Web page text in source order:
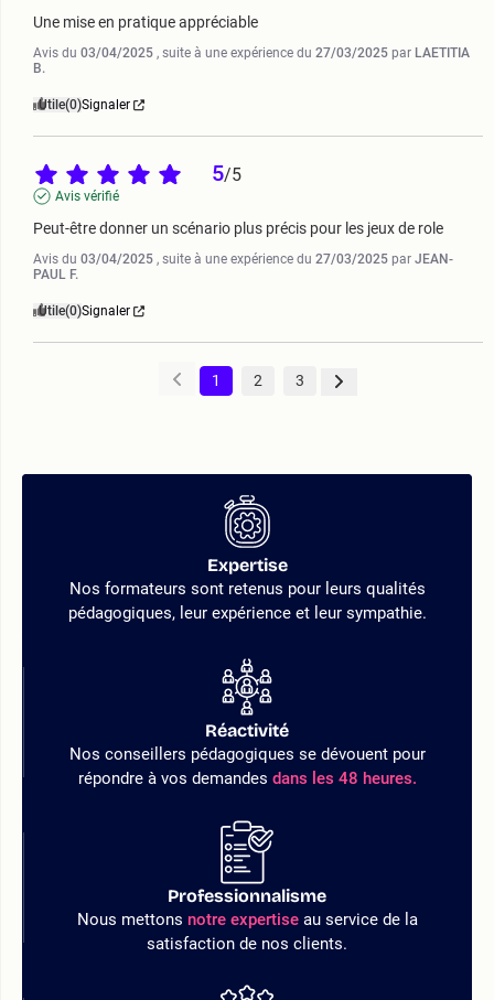
Une mise en pratique appréciable
Avis du 03/04/2025 , suite à une expérience du 27/03/2025 par LAETITIA
B.
Utile(0)Signaler
5/5
Avis vérifié
Peut-être donner un scénario plus précis pour les jeux de role
Avis du 03/04/2025 , suite à une expérience du 27/03/2025 par JEAN-
PAUL F.
Utile(0)Signaler
1 2 3
Expertise
Nos formateurs sont retenus pour leurs qualités
pédagogiques, leur expérience et leur sympathie.
Réactivité
Nos conseillers pédagogiques se dévouent pour
répondre à vos demandes dans les 48 heures.
Professionnalisme
Nous mettons notre expertiseau service de la
satisfaction de nos clients.